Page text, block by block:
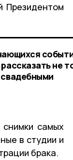
Президентом
не
самых
в студии и
брака.